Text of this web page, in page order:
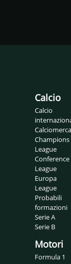
Calcio
Calcio
Champions
League
Conference
League
Europa
League
Probabili
formazioni
Serie A
Serie B
Motori
Formula 1